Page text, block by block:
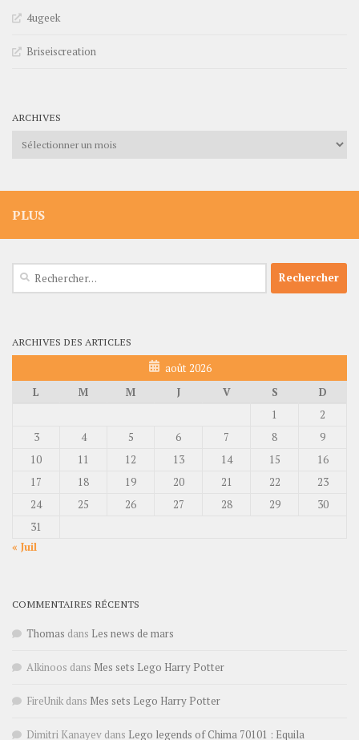
4ugeek
Briseiscreation
ARCHIVES
Archives
PLUS
Rechercher :
ARCHIVES DES ARTICLES
août 2026
L
M M J V S
D
1
2
3
4 5 6 7 8
9
10
11 12 13 14 15
16
17
18 19 20 21 22
23
24
25 26 27 28 29
30
31
« Juil
COMMENTAIRES RÉCENTS
Thomas dans Les news de mars
Alkinoos dans Mes sets Lego Harry Potter
FireUnik dans Mes sets Lego Harry Potter
Dimitri Kanayev dans Lego legends of Chima 70101 : Equila